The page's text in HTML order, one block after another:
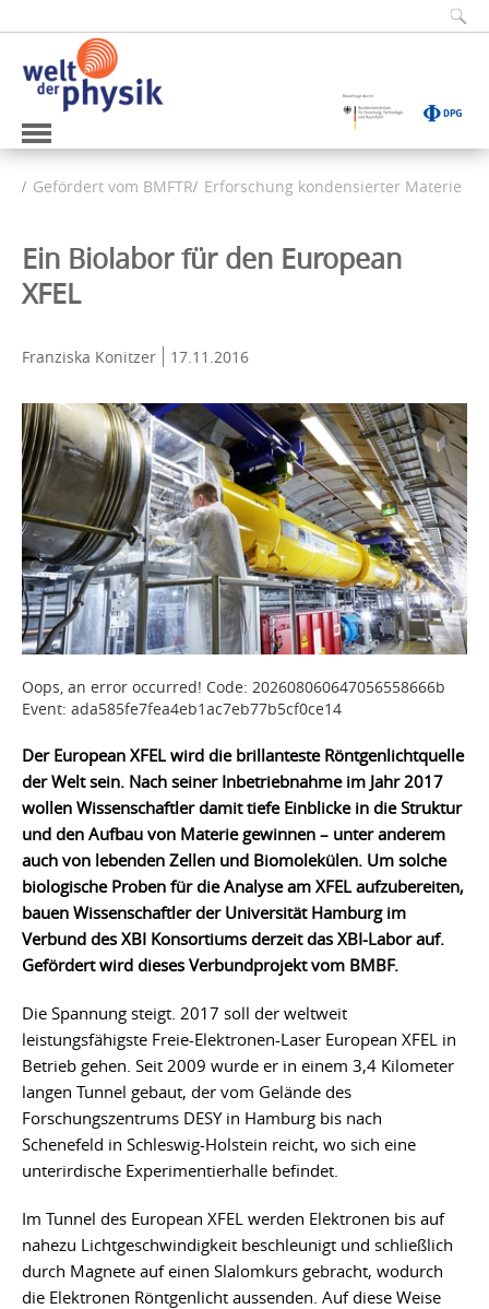
Gefördert vom BMFTR Erforschung kondensierter Materie
Ein Biolabor für den European
XFEL
Franziska Konitzer 17.11.2016
Oops, an error occurred! Code: 202608060647056558666b
Event: ada585fe7fea4eb1ac7eb77b5cf0ce14
Der European XFEL wird die brillanteste Röntgenlichtquelle
der Welt sein. Nach seiner Inbetriebnahme im Jahr 2017
wollen Wissenschaftler damit tiefe Einblicke in die Struktur
und den Aufbau von Materie gewinnen – unter anderem
auch von lebenden Zellen und Biomolekülen. Um solche
biologische Proben für die Analyse am XFEL aufzubereiten,
bauen Wissenschaftler der Universität Hamburg im
Verbund des XBI Konsortiums derzeit das XBI-Labor auf.
Gefördert wird dieses Verbundprojekt vom BMBF.
Die Spannung steigt. 2017 soll der weltweit
leistungsfähigste Freie-Elektronen-Laser European XFEL in
Betrieb gehen. Seit 2009 wurde er in einem 3,4 Kilometer
langen Tunnel gebaut, der vom Gelände des
Forschungszentrums DESY in Hamburg bis nach
Schenefeld in Schleswig-Holstein reicht, wo sich eine
unterirdische Experimentierhalle befindet.
Im Tunnel des European XFEL werden Elektronen bis auf
nahezu Lichtgeschwindigkeit beschleunigt und schließlich
durch Magnete auf einen Slalomkurs gebracht, wodurch
die Elektronen Röntgenlicht aussenden. Auf diese Weise